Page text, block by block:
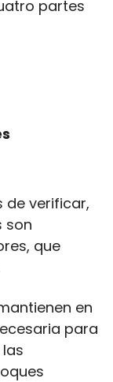
partes
de verificar,
son
que
para